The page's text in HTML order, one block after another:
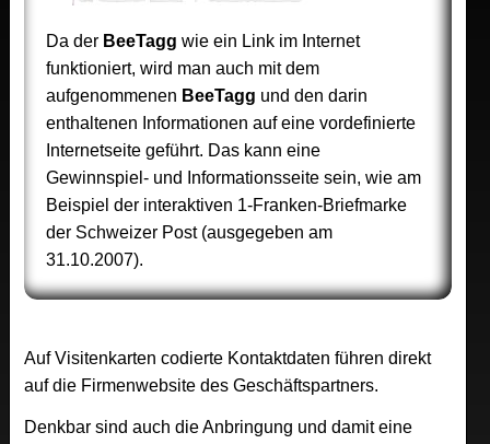
Da der BeeTagg wie ein Link im Internet
funktioniert, wird man auch mit dem
aufgenommenen BeeTagg und den darin
enthaltenen Informationen auf eine vordefinierte
Internetseite geführt. Das kann eine
Gewinnspiel- und Informationsseite sein, wie am
Beispiel der interaktiven 1-Franken-Briefmarke
der Schweizer Post (ausgegeben am
31.10.2007).
Auf Visitenkarten codierte Kontaktdaten führen direkt
auf die Firmenwebsite des Geschäftspartners.
Denkbar sind auch die Anbringung und damit eine